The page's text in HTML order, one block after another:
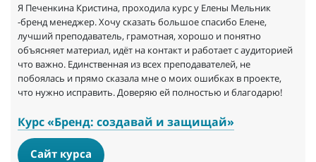
Я Печенкина Кристина, проходила курс у Елены Мельник
-бренд менеджер. Хочу сказать большое спасибо Елене,
лучший преподаватель, грамотная, хорошо и понятно
объясняет материал, идёт на контакт и работает с аудиторией
что важно. Единственная из всех преподавателей, не
побоялась и прямо сказала мне о моих ошибках в проекте,
что нужно исправить. Доверяю ей полностью и благодарю!
Курс «Бренд: создавай и защищай»
Сайт курса